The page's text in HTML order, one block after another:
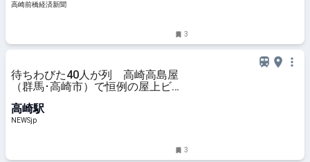
高崎前橋経済新聞
3
待ちわびた40人が列 高崎高島屋
（群馬･高崎市）で恒例の屋上ビア
| NEWSjp
高崎駅
NEWSjp
3